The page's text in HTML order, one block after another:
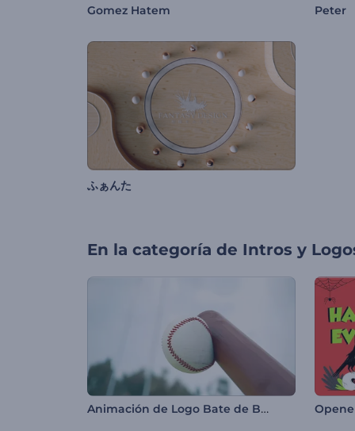
Gomez Hatem Peter
ふぁんた
En la categoría de Intros y
Animación de Logo Bate de Béisbol